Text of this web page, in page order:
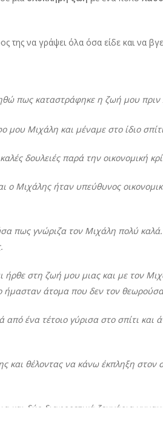
της να γράψει όλα όσα είδε και να
πως καταστράφηκε η ζωή μου πριν
μου Μιχάλη και μέναμε στο ίδιο
δουλειές παρά την οικονομική
Μιχάλης ήταν υπεύθυνος
πως γνώριζα τον Μιχάλη πολύ
ήρθε στη ζωή μου μιας και με τον
ήμασταν άτομα που δεν τον
ένα τέτοιο γύρισα στο σπίτι
και θέλοντας να κάνω έκπληξη
και δύο διαφορετικά ζευγάρια